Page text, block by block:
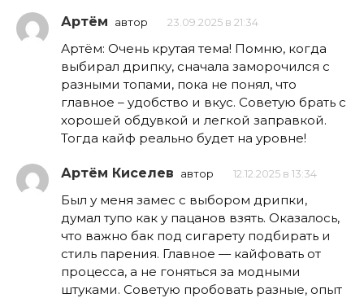
Артём автор 23.09.2025 в 21:34
Артём: Очень крутая тема! Помню, когда
выбирал дрипку, сначала заморочился с
разными топами, пока не понял, что
главное – удобство и вкус. Советую брать с
хорошей обдувкой и легкой заправкой.
Тогда кайф реально будет на уровне!
Артём Киселев автор 12.12.2025 в 13:34
Был у меня замес с выбором дрипки,
думал тупо как у пацанов взять. Оказалось,
что важно бак под сигарету подбирать и
стиль парения. Главное — кайфовать от
процесса, а не гоняться за модными
штуками. Советую пробовать разные, опыт